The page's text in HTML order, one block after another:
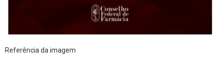
Referência da imagem